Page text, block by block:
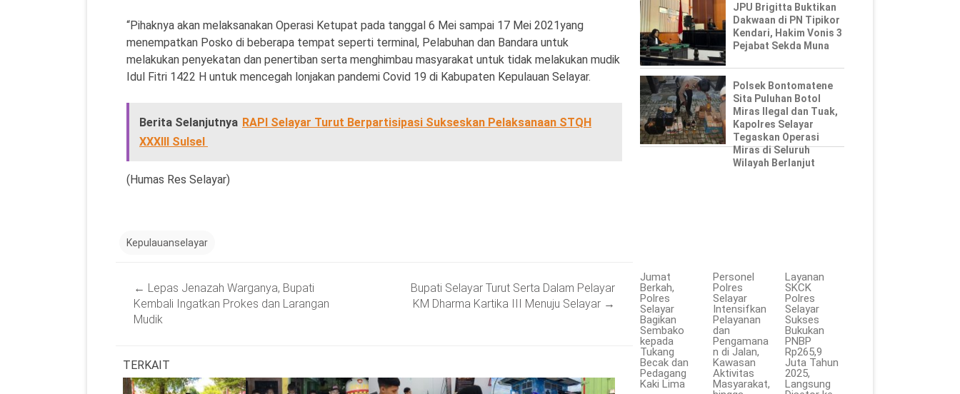
“Pihaknya akan melaksanakan Operasi Ketupat pada tanggal 6 Mei sampai 17 Mei 2021yang
menempatkan Posko di beberapa tempat seperti terminal, Pelabuhan dan Bandara untuk
melakukan penyekatan dan penertiban serta menghimbau masyarakat untuk tidak melakukan mudik
Idul Fitri 1422 H untuk mencegah lonjakan pandemi Covid 19 di Kabupaten Kepulauan Selayar.
Berita Selanjutnya RAPI Selayar Turut Berpartisipasi Sukseskan Pelaksanaan STQH
XXXIII Sulsel
(Humas Res Selayar)
Kepulauanselayar
navigation
← Lepas Jenazah Warganya, Bupati
Kembali Ingatkan Prokes dan Larangan
Mudik
Bupati Selayar Turut Serta Dalam Pelayar
KM Dharma Kartika III Menuju Selayar →
TERKAIT
JPU Brigitta Buktikan
Dakwaan di PN Tipikor
Kendari, Hakim Vonis 3
Pejabat Sekda Muna
Polsek Bontomatene
Sita Puluhan Botol
Miras Ilegal dan Tuak,
Kapolres Selayar
Tegaskan Operasi
Miras di Seluruh
Wilayah Berlanjut
Jumat
Berkah,
Polres
Selayar
Bagikan
Sembako
kepada
Tukang
Becak dan
Pedagang
Kaki Lima
Personel
Polres
Selayar
Intensifkan
Pelayanan
dan
Pengamana
n di Jalan,
Kawasan
Aktivitas
Masyarakat,
Layanan
SKCK
Polres
Selayar
Sukses
Bukukan
PNBP
Rp265,9
Juta Tahun
2025,
Langsung